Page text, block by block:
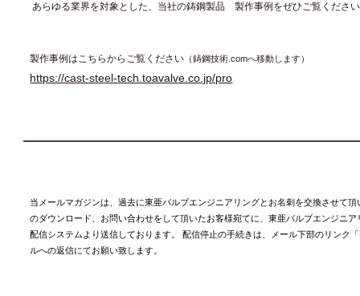
あらゆる業界を対象とした、当社の鋳鋼製品 製作事例をぜひご覧くださ
製作事例はこちらからご覧ください （鋳鋼技術.comへ移動します）
https://cast-steel-tech.toavalve.co.jp/pro
当メールマガジンは、過去に東亜バルブエンジニアリングとお名刺を交換させて
のダウンロード、お問い合わせをして頂いたお客様宛てに、東亜バルブエンジニ
配信システムより送信しております。 配信停止の手続きは、メール下部のリンク
ルへの返信にてお願い致します。